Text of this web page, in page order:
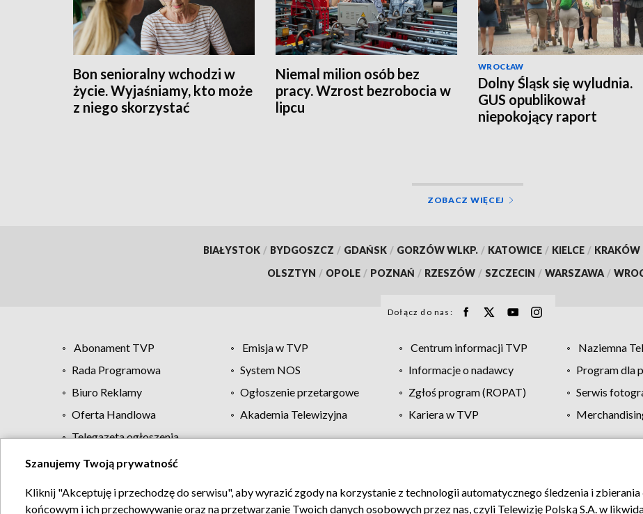
Bon senioralny wchodzi w
życie. Wyjaśniamy, kto może
z niego skorzystać
Niemal milion osób bez
pracy. Wzrost bezrobocia w
lipcu
WROCŁAW
Dolny Śląsk się wyludnia.
GUS opublikował
niepokojący raport
ZOBACZ WIĘCEJ
BIAŁYSTOK / BYDGOSZCZ / GDAŃSK / GORZÓW WLKP. / KATOWICE / KIELCE / KRAKÓW
OLSZTYN / OPOLE / POZNAŃ / RZESZÓW / SZCZECIN / WARSZAWA /
Dołącz do nas:
Abonament TVP Emisja w TVP Centrum informacji TVP Naziemna
Rada Programowa
System NOS Informacje o nadawcy
Program dla
Biuro Reklamy
Ogłoszenie przetargowe Zgłoś program (ROPAT)
Serwis
Oferta Handlowa
Akademia Telewizyjna Kariera w TVP
Telegazeta ogłoszenia
Regulamin TVP Polityka prywatności Moje zgody Pomoc Biuro
Szanujemy Twoją prywatność
Kliknij "Akceptuję i przechodzę do serwisu", aby wyrazić zgody na korzystanie z technologii automatycznego śledzenia i
końcowym i ich przechowywanie oraz na przetwarzanie Twoich danych osobowych przez nas, czyli Telewizję Polską S.A. w